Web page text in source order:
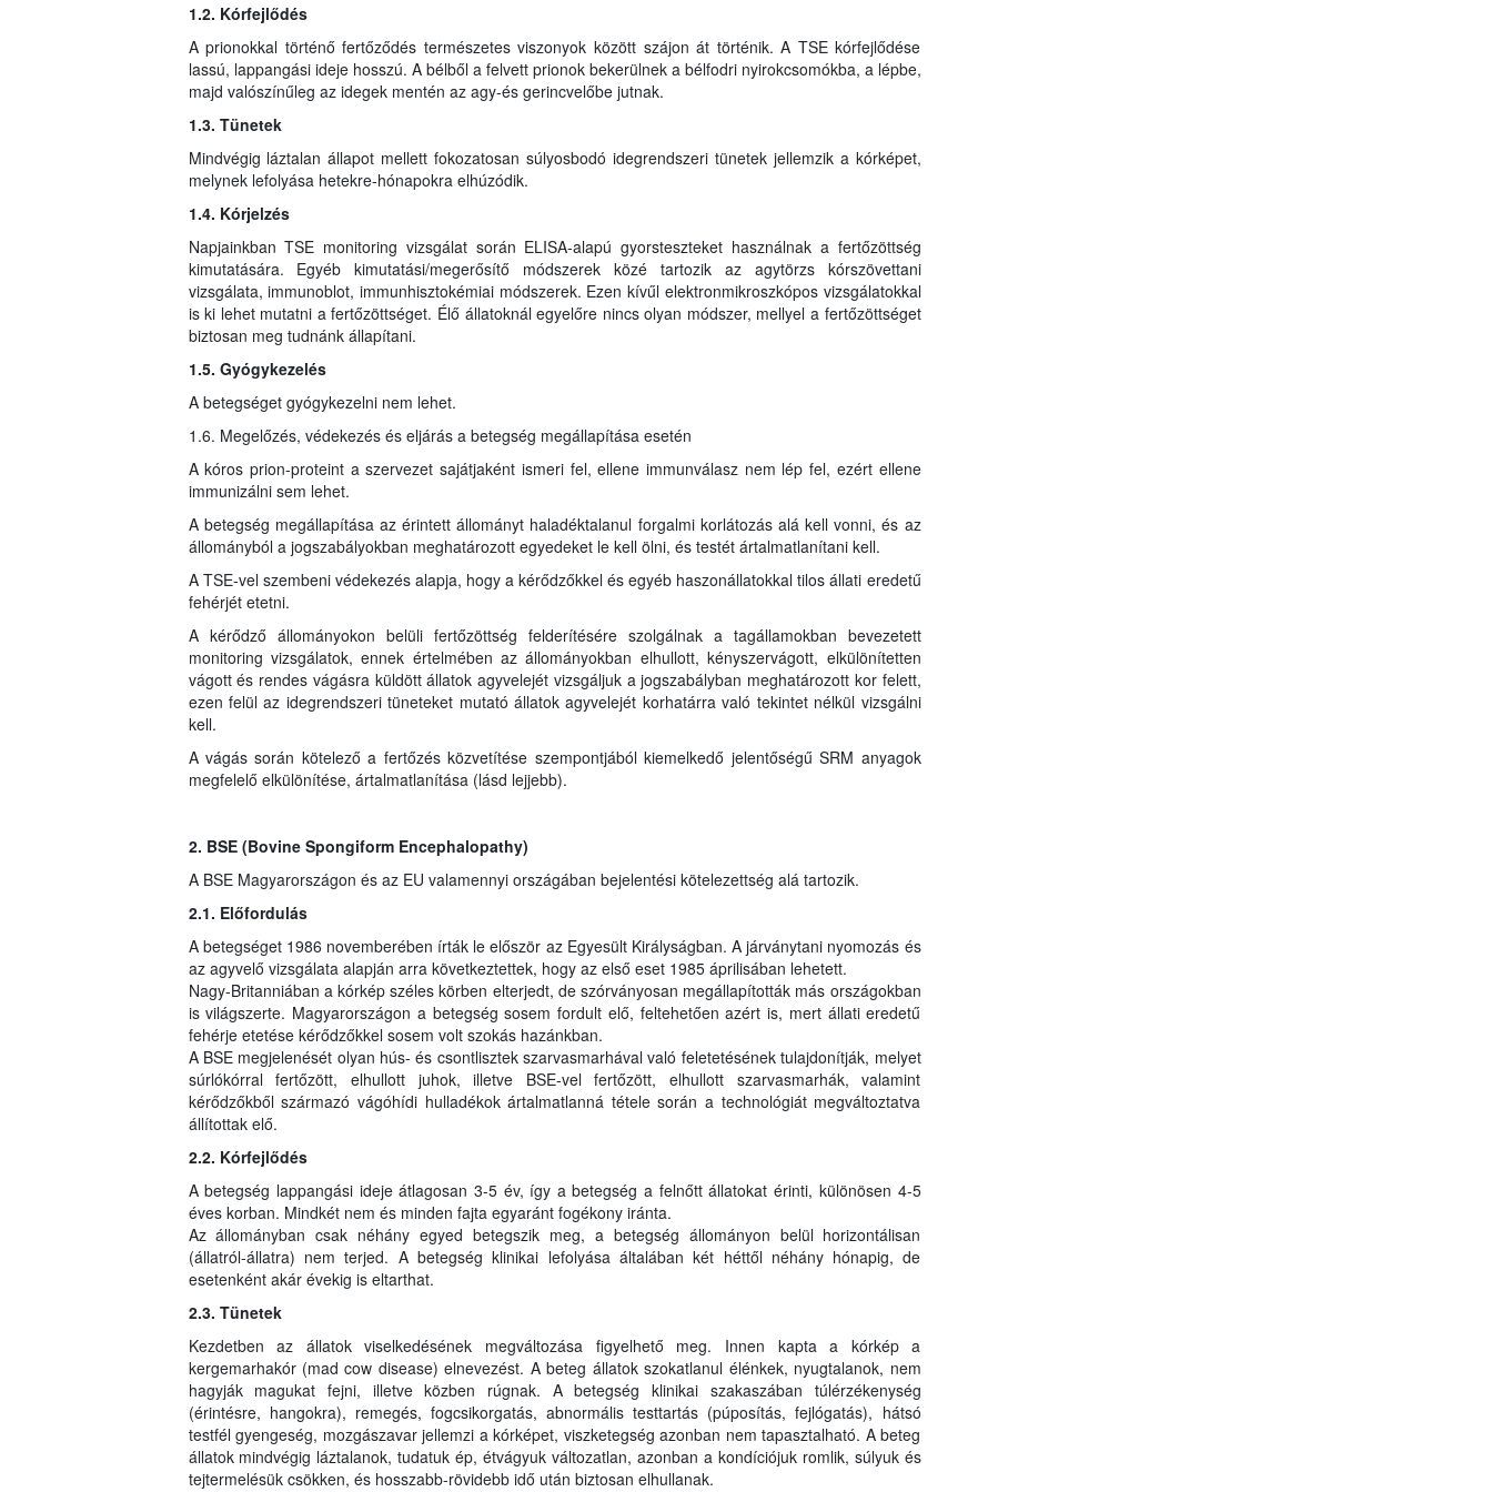
1.2. Kórfejlődés
A prionokkal történő fertőződés természetes viszonyok között szájon át történik. A TSE kórfejlődése
lassú, lappangási ideje hosszú. A bélből a felvett prionok bekerülnek a bélfodri nyirokcsomókba, a lépbe,
majd valószínűleg az idegek mentén az agy-és gerincvelőbe jutnak.
1.3. Tünetek
Mindvégig láztalan állapot mellett fokozatosan súlyosbodó idegrendszeri tünetek jellemzik a kórképet,
melynek lefolyása hetekre-hónapokra elhúzódik.
1.4. Kórjelzés
Napjainkban TSE monitoring vizsgálat során ELISA-alapú gyorsteszteket használnak a fertőzöttség
kimutatására. Egyéb kimutatási/megerősítő módszerek közé tartozik az agytörzs kórszövettani
vizsgálata, immunoblot, immunhisztokémiai módszerek. Ezen kívűl elektronmikroszkópos vizsgálatokkal
is ki lehet mutatni a fertőzöttséget. Élő állatoknál egyelőre nincs olyan módszer, mellyel a fertőzöttséget
biztosan meg tudnánk állapítani.
1.5. Gyógykezelés
A betegséget gyógykezelni nem lehet.
1.6. Megelőzés, védekezés és eljárás a betegség megállapítása esetén
A kóros prion-proteint a szervezet sajátjaként ismeri fel, ellene immunválasz nem lép fel, ezért ellene
immunizálni sem lehet.
A betegség megállapítása az érintett állományt haladéktalanul forgalmi korlátozás alá kell vonni, és az
állományból a jogszabályokban meghatározott egyedeket le kell ölni, és testét ártalmatlanítani kell.
A TSE-vel szembeni védekezés alapja, hogy a kérődzőkkel és egyéb haszonállatokkal tilos állati eredetű
fehérjét etetni.
A kérődző állományokon belüli fertőzöttség felderítésére szolgálnak a tagállamokban bevezetett
monitoring vizsgálatok, ennek értelmében az állományokban elhullott, kényszervágott, elkülönítetten
vágott és rendes vágásra küldött állatok agyvelejét vizsgáljuk a jogszabályban meghatározott kor felett,
ezen felül az idegrendszeri tüneteket mutató állatok agyvelejét korhatárra való tekintet nélkül vizsgálni
kell.
A vágás során kötelező a fertőzés közvetítése szempontjából kiemelkedő jelentőségű SRM anyagok
megfelelő elkülönítése, ártalmatlanítása (lásd lejjebb).
2. BSE (Bovine Spongiform Encephalopathy)
A BSE Magyarországon és az EU valamennyi országában bejelentési kötelezettség alá tartozik.
2.1. Előfordulás
A betegséget 1986 novemberében írták le először az Egyesült Királyságban. A járványtani nyomozás és
az agyvelő vizsgálata alapján arra következtettek, hogy az első eset 1985 áprilisában lehetett.
Nagy-Britanniában a kórkép széles körben elterjedt, de szórványosan megállapították más országokban
is világszerte. Magyarországon a betegség sosem fordult elő, feltehetően azért is, mert állati eredetű
fehérje etetése kérődzőkkel sosem volt szokás hazánkban.
A BSE megjelenését olyan hús- és csontlisztek szarvasmarhával való feletetésének tulajdonítják, melyet
súrlókórral fertőzött, elhullott juhok, illetve BSE-vel fertőzött, elhullott szarvasmarhák, valamint
kérődzőkből származó vágóhídi hulladékok ártalmatlanná tétele során a technológiát megváltoztatva
állítottak elő.
2.2. Kórfejlődés
A betegség lappangási ideje átlagosan 3-5 év, így a betegség a felnőtt állatokat érinti, különösen 4-5
éves korban. Mindkét nem és minden fajta egyaránt fogékony iránta.
Az állományban csak néhány egyed betegszik meg, a betegség állományon belül horizontálisan
(állatról-állatra) nem terjed. A betegség klinikai lefolyása általában két héttől néhány hónapig, de
esetenként akár évekig is eltarthat.
2.3. Tünetek
Kezdetben az állatok viselkedésének megváltozása figyelhető meg. Innen kapta a kórkép a
kergemarhakór (mad cow disease) elnevezést. A beteg állatok szokatlanul élénkek, nyugtalanok, nem
hagyják magukat fejni, illetve közben rúgnak. A betegség klinikai szakaszában túlérzékenység
(érintésre, hangokra), remegés, fogcsikorgatás, abnormális testtartás (púposítás, fejlógatás), hátsó
testfél gyengeség, mozgászavar jellemzi a kórképet, viszketegség azonban nem tapasztalható. A beteg
állatok mindvégig láztalanok, tudatuk ép, étvágyuk változatlan, azonban a kondíciójuk romlik, súlyuk és
tejtermelésük csökken, és hosszabb-rövidebb idő után biztosan elhullanak.